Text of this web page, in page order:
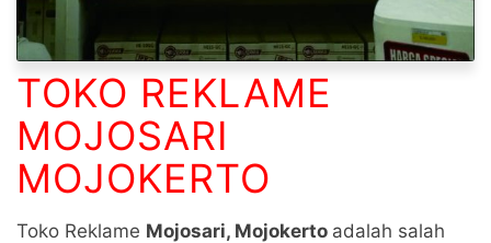
TOKO REKLAME
MOJOSARI
MOJOKERTO
Toko Reklame Mojosari, Mojokerto adalah salah